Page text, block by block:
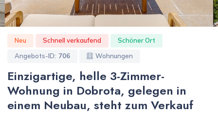
Neu Schnell verkaufend
Schöner Ort
Angebots-ID: 706 Wohnungen
Einzigartige, helle 3-Zimmer-
Wohnung in Dobrota, gelegen in
einem Neubau, steht zum Verkauf